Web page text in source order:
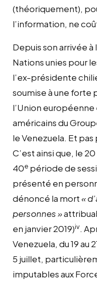
(théoriquement),
l’information, ne
Depuis son arrivée
Nations unies pour
l’ex-présidente
soumise à une forte
l’Union
américains du
le Venezuela. Et pas
C’est ainsi que, le
40e période de
présenté en
dénoncé la mort«
personnes »
en janvier 2019)iv.
Venezuela, du 19 au
5 juillet,
imputables aux